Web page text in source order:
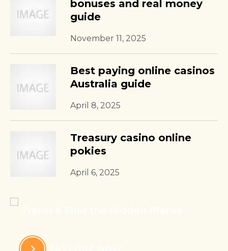
bonuses and real money
guide
November 11, 2025
Best paying online casinos
Australia guide
April 8, 2025
Treasury casino online
pokies
April 6, 2025